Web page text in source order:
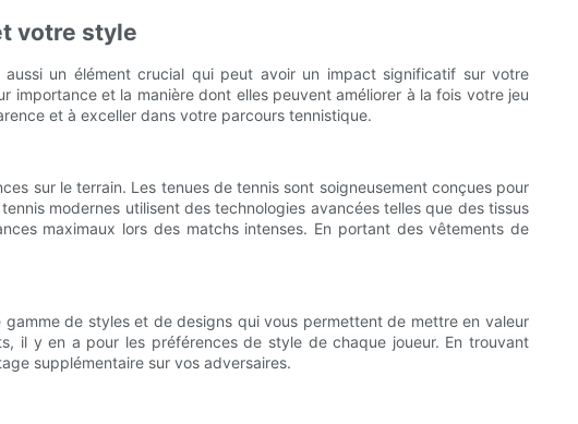
votre style
un élément crucial qui peut avoir un impact significatif sur votre
importance et la manière dont elles peuvent améliorer à la fois votre jeu
et à exceller dans votre parcours tennistique.
sur le terrain. Les tenues de tennis sont soigneusement conçues pour
modernes utilisent des technologies avancées telles que des tissus
maximaux lors des matchs intenses. En portant des vêtements de
de styles et de designs qui vous permettent de mettre en valeur
il y en a pour les préférences de style de chaque joueur. En trouvant
supplémentaire sur vos adversaires.